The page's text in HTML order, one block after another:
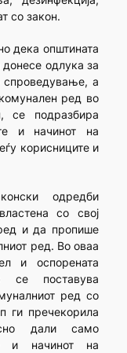
со закон.
дека општината
одлука за
спроведување, а
ред во
се подразбира
и начинот на
корисниците и
одредби
со свој
и да пропише
ред. Во оваа
и оспорената
се поставува
ред со
ги пречекорила
дали само
и начинот на